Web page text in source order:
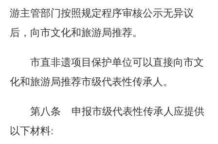
游主管部门按照规定程序审核公示无异议
后，向市文化和旅游局推荐。
市直非遗项目保护单位可以直接向市文
化和旅游局推荐市级代表性传承人。
第八条
申报市级代表性传承人应提供
以下材料: